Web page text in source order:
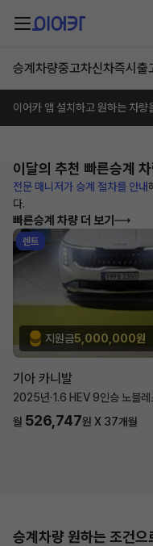
승계차량중고차신차즉시출
이어카 앱 설치하고 원하는 차
이달의 추천 빠른승계
전문 매니저가 승계 절차를 안내
다.
빠른승계 차량 더 보기
렌트
지원금5,000,000원
기아 카니발
2025년·1.6 HEV 9인승 노블레
월 526,747원 X 37개월
승계차량 원하는 조건